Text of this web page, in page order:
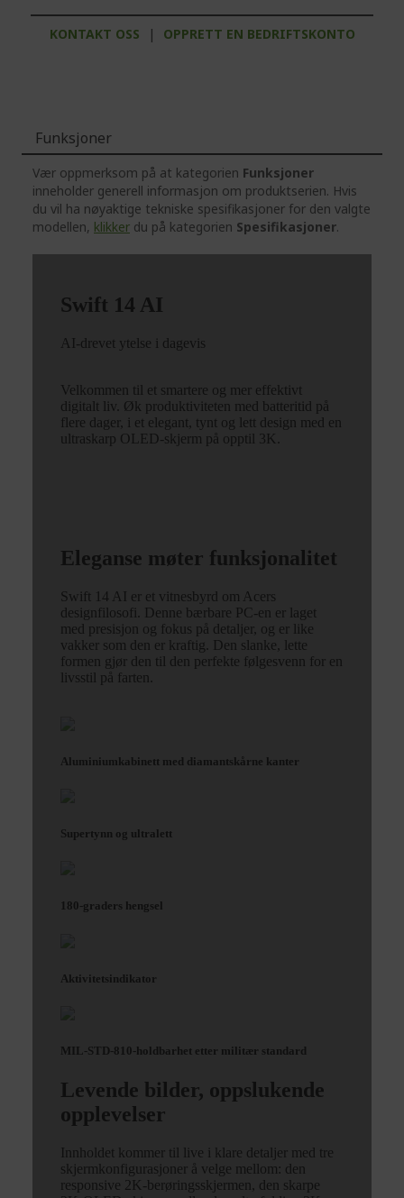
KONTAKT OSS | OPPRETT EN BEDRIFTSKONTO
Funksjoner
Vær oppmerksom på at kategorien Funksjoner
inneholder generell informasjon om produktserien. Hvis
du vil ha nøyaktige tekniske spesifikasjoner for den valgte
modellen, klikker du på kategorien Spesifikasjoner.